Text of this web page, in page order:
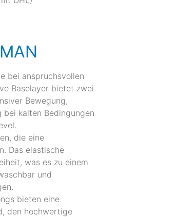
bei anspruchsvollen
Baselayer bietet zwei
Bewegung,
kalten Bedingungen
die eine
Das elastische
was es zu einem
und
bieten eine
den hochwertige